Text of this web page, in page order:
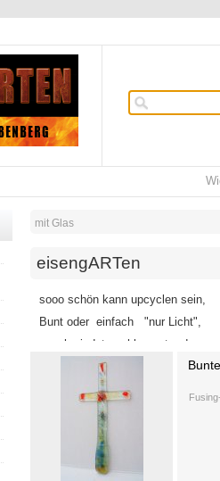
mit Glas
eisengARTen
sooo schön kann upcyclen sein,
Bunt oder einfach "nur Licht",
geschmiedet-gschlossert- oder